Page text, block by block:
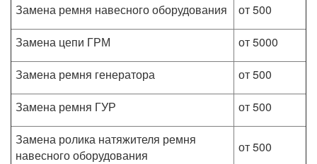
Замена ремня навесного оборудования
от 500
Замена цепи ГРМ
от 5000
Замена ремня генератора
от 500
Замена ремня ГУР
от 500
Замена ролика натяжителя ремня
навесного оборудования
от 500